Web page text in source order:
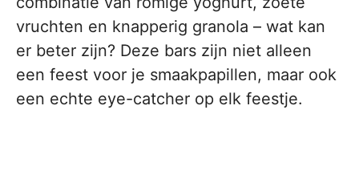
vruchten en knapperig granola – wat kan
er beter zijn? Deze bars zijn niet alleen
een feest voor je smaakpapillen, maar ook
een echte eye-catcher op elk feestje.